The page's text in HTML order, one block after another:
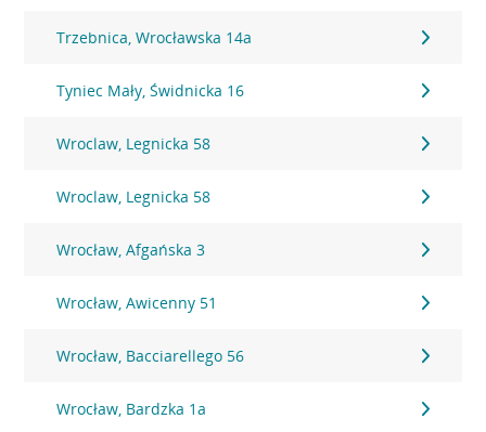
Trzebnica, Wrocławska 14a
Tyniec Mały, Świdnicka 16
Wroclaw, Legnicka 58
Wroclaw, Legnicka 58
Wrocław, Afgańska 3
Wrocław, Awicenny 51
Wrocław, Bacciarellego 56
Wrocław, Bardzka 1a